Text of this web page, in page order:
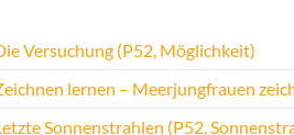
Versuchung (P52, Möglichkeit)
lernen – Meerjungfrauen
Sonnenstrahlen (P52,